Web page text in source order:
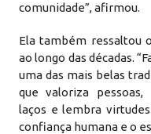
comunidade”, afirmou.
Ela também ressaltou
ao longo das décadas.
uma das mais belas
que valoriza
laços e lembra
confiança humana e o